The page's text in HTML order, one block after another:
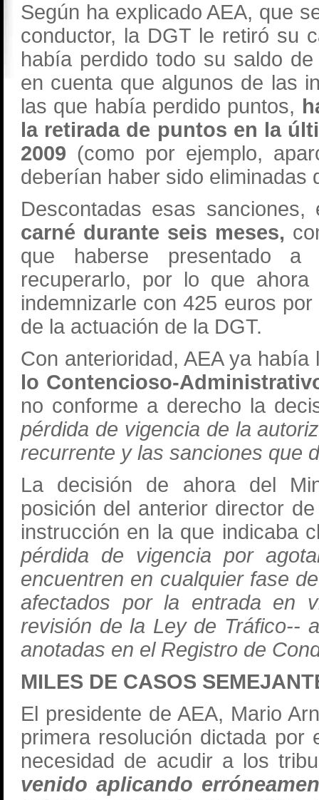
Según ha explicado AEA, que
conductor, la DGT le retiró su
había perdido todo su saldo
en cuenta que algunos de las
las que había perdido puntos,
la retirada de puntos en la
2009 (como por ejemplo,
deberían haber sido eliminadas
Descontadas esas
carné durante seis meses,
que haberse presentado
recuperarlo, por lo que
indemnizarle con 425 euros
de la actuación de la DGT.
Con anterioridad, AEA ya
lo Contencioso-
no conforme a derecho la
pérdida de vigencia de la
recurrente y las sanciones que
La decisión de ahora del
posición del anterior director
instrucción en la que indicaba
pérdida de vigencia por
encuentren en cualquier fase
afectados por la entrada en
revisión de la Ley de Tráfico--
anotadas en el Registro de
MILES DE CASOS
El presidente de AEA, Mario
primera resolución dictada
necesidad de acudir a los
venido aplicando